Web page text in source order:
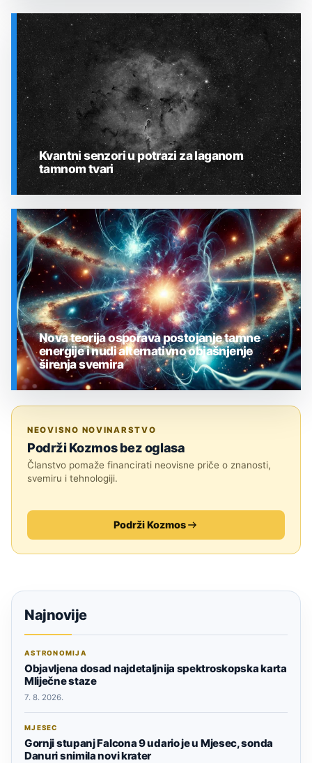
SVEMIR
SVEMIR
Kvantni senzori u potrazi za laganom
tamnom tvari
Nova teorija osporava postojanje tamne
energije i nudi alternativno objašnjenje
širenja svemira
NEOVISNO NOVINARSTVO
Podrži Kozmos bez oglasa
Članstvo pomaže financirati neovisne priče o znanosti,
svemiru i tehnologiji.
Podrži Kozmos
Najnovije
ASTRONOMIJA
Objavljena dosad najdetaljnija spektroskopska karta
Mliječne staze
7. 8. 2026.
MJESEC
Gornji stupanj Falcona 9 udario je u Mjesec, sonda
Danuri snimila novi krater